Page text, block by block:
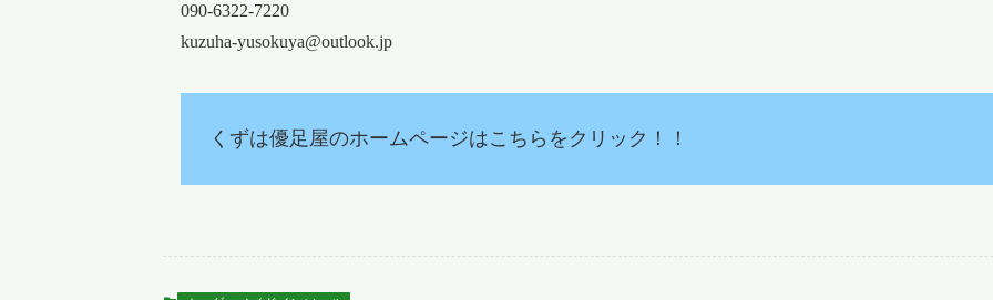
090-6322-7220
kuzuha-yusokuya@outlook.jp
くずは優足屋のホームページはこちらをクリック！！